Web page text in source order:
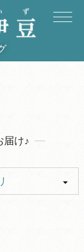
届け♪